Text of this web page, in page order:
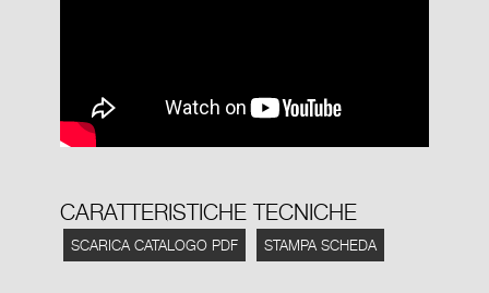
CARATTERISTICHE TECNICHE
SCARICA CATALOGO PDF STAMPA SCHEDA